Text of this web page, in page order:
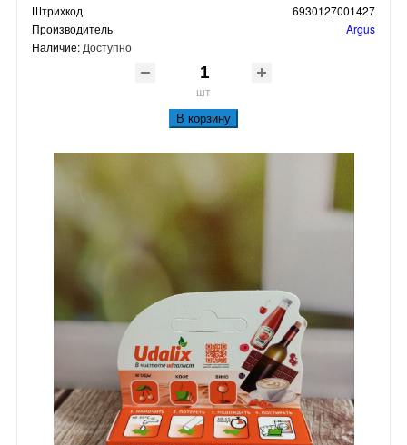
Штрихкод
6930127001427
Производитель
Argus
Наличие: Доступно
шт
В корзину